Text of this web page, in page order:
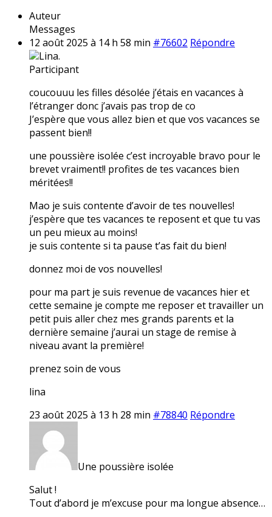
Auteur
Messages
12 août 2025 à 14 h 58 min #76602 Répondre
Lina.
Participant
coucouuu les filles désolée j’étais en vacances à
l’étranger donc j’avais pas trop de co
J’espère que vous allez bien et que vos vacances se
passent bien!!
une poussière isolée c’est incroyable bravo pour le
brevet vraiment!! profites de tes vacances bien
méritées!!
Mao je suis contente d’avoir de tes nouvelles!
j’espère que tes vacances te reposent et que tu vas
un peu mieux au moins!
je suis contente si ta pause t’as fait du bien!
donnez moi de vos nouvelles!
pour ma part je suis revenue de vacances hier et
cette semaine je compte me reposer et travailler un
petit puis aller chez mes grands parents et la
dernière semaine j’aurai un stage de remise à
niveau avant la première!
prenez soin de vous
lina
23 août 2025 à 13 h 28 min #78840 Répondre
Une poussière isolée
Salut !
Tout d’abord je m’excuse pour ma longue absence…